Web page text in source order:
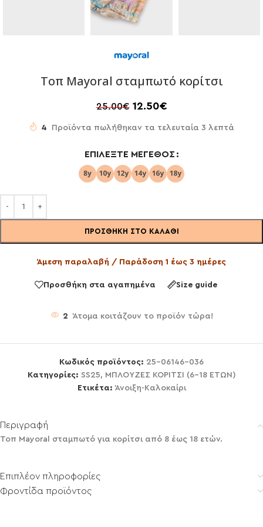
Τοπ Mayoral σταμπωτό κορίτσι
25.00€ 12.50€
4 Προϊόντα πωλήθηκαν τα τελευταία 3 λεπτά
ΕΠΙΛΈΞΤΕ ΜΈΓΕΘΟΣ
ΠΡΟΣΘΉΚΗ ΣΤΟ ΚΑΛΆΘΙ
Άμεση παραλαβή / Παράδοση 1 έως 3 ημέρες
Προσθήκη στα αγαπημένα Size guide
2 Άτομα κοιτάζουν το προϊόν τώρα!
Κωδικός προϊόντος: 25-06146-036
Κατηγορίες: SS25, ΜΠΛΟΥΖΕΣ ΚΟΡΙΤΣΙ (6-18 ΕΤΩΝ)
Ετικέτα: Άνοιξη-Καλοκαίρι
Περιγραφή
Τοπ Mayoral σταμπωτό για κορίτσι από 8 έως 18 ετών.
Επιπλέον πληροφορίες
Φροντίδα προϊόντος